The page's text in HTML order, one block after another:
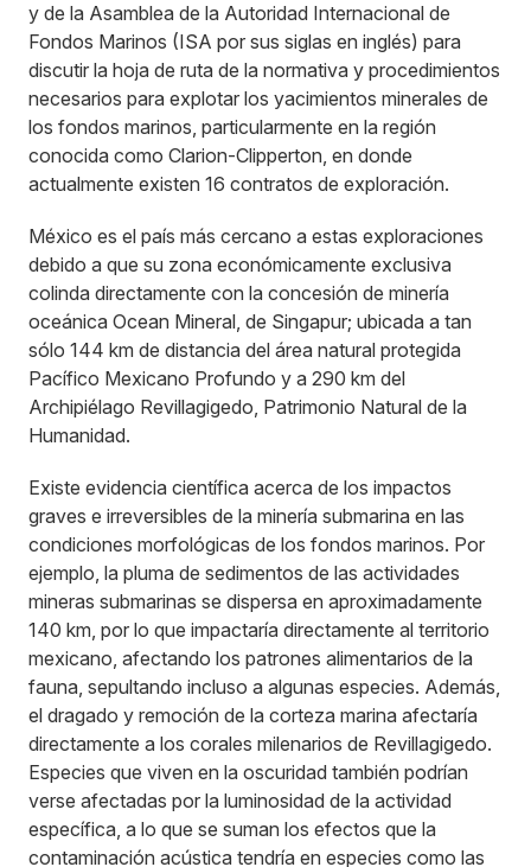
y de la Asamblea de la Autoridad Internacional de
Fondos Marinos (ISA por sus siglas en inglés) para
discutir la hoja de ruta de la normativa y procedimientos
necesarios para explotar los yacimientos minerales de
los fondos marinos, particularmente en la región
conocida como Clarion-Clipperton, en donde
actualmente existen 16 contratos de exploración.
México es el país más cercano a estas exploraciones
debido a que su zona económicamente exclusiva
colinda directamente con la concesión de minería
oceánica Ocean Mineral, de Singapur; ubicada a tan
sólo 144 km de distancia del área natural protegida
Pacífico Mexicano Profundo y a 290 km del
Archipiélago Revillagigedo, Patrimonio Natural de la
Humanidad.
Existe evidencia científica acerca de los impactos
graves e irreversibles de la minería submarina en las
condiciones morfológicas de los fondos marinos. Por
ejemplo, la pluma de sedimentos de las actividades
mineras submarinas se dispersa en aproximadamente
140 km, por lo que impactaría directamente al territorio
mexicano, afectando los patrones alimentarios de la
fauna, sepultando incluso a algunas especies. Además,
el dragado y remoción de la corteza marina afectaría
directamente a los corales milenarios de Revillagigedo.
Especies que viven en la oscuridad también podrían
verse afectadas por la luminosidad de la actividad
específica, a lo que se suman los efectos que la
contaminación acústica tendría en especies como las